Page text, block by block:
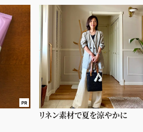
PR
リネン素材で夏を涼やかに